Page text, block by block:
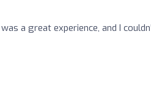
a great experience, and I